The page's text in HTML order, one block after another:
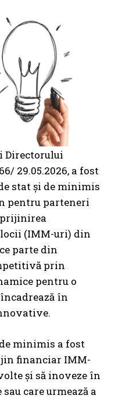
Directorului
29.05.2026, a fost
stat și de minimis
pentru parteneri
(IMM-uri) din
parte din
prin
pentru o
în
minimis a fost
financiar IMM-
și să inoveze în
care urmează a